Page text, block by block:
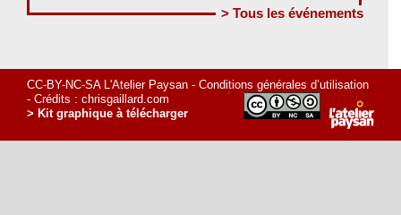
> Tous les événements
CC-BY-NC-SA L'Atelier Paysan - Conditions générales d’utilisation
- Crédits : chrisgaillard.com
> Kit graphique à télécharger